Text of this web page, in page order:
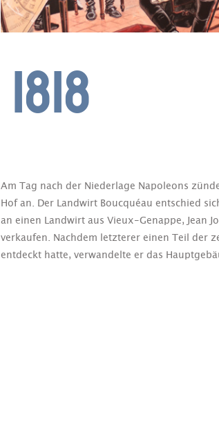
1818
Am Tag nach der Niederlage Napoleons
Hof an. Der Landwirt Boucquéau entschied
an einen Landwirt aus Vieux-Genappe, Jean
verkaufen. Nachdem letzterer einen Teil der
entdeckt hatte, verwandelte er das